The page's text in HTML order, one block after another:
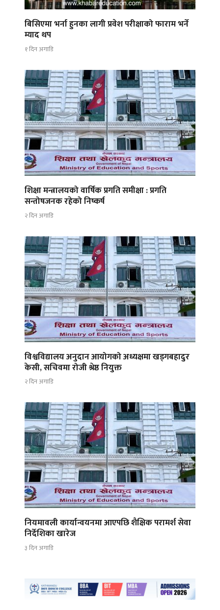
बिसिएमा भर्ना हुनका लागी प्रवेश परीक्षाको फाराम भर्ने
म्याद थप
१ दिन अगाडि
शिक्षा मन्त्रालयको वार्षिक प्रगति समीक्षा : प्रगति
सन्तोषजनक रहेको निष्कर्ष
२ दिन अगाडि
विश्वविद्यालय अनुदान आयोगको अध्यक्षमा खड्गबहादुर
केसी, सचिवमा रोजी श्रेष्ठ नियुक्त
२ दिन अगाडि
नियमावली कार्यान्वयनमा आएपछि शैक्षिक परामर्श सेवा
निर्देशिका खारेज
३ दिन अगाडि